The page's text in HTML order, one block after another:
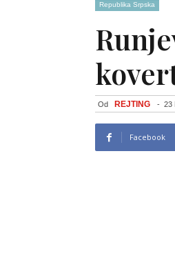
Republika Srpska
Od REJTING - 23
Facebook